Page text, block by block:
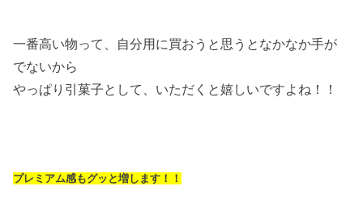
一番高い物って、自分用に買おうと思うとなかなか手が
でないから
やっぱり引菓子として、いただくと嬉しいですよね！！
プレミアム感もグッと増します！！